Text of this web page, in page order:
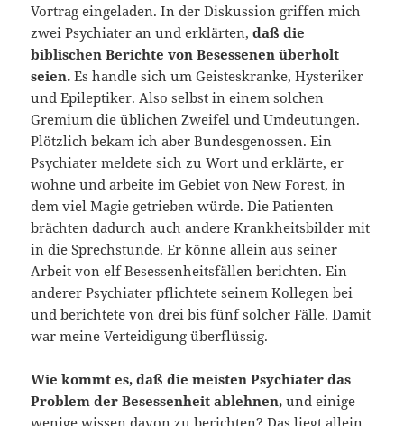
Vortrag eingeladen. In der Diskussion griffen mich
zwei Psychiater an und erklärten,daß die
biblischen Berichte von Besessenen überholt
seien. Es handle sich um Geisteskranke, Hysteriker
und Epileptiker. Also selbst in einem solchen
Gremium die üblichen Zweifel und Umdeutungen.
Plötzlich bekam ich aber Bundesgenossen. Ein
Psychiater meldete sich zu Wort und erklärte, er
wohne und arbeite im Gebiet von New Forest, in
dem viel Magie getrieben würde. Die Patienten
brächten dadurch auch andere Krankheitsbilder mit
in die Sprechstunde. Er könne allein aus seiner
Arbeit von elf Besessenheitsfällen berichten. Ein
anderer Psychiater pflichtete seinem Kollegen bei
und berichtete von drei bis fünf solcher Fälle. Damit
war meine Verteidigung überflüssig.
Wie kommt es, daß die meisten Psychiater das
Problem der Besessenheit ablehnen, und einige